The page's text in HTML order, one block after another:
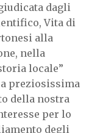
dagli
Vita di
alla
nella
locale”
preziosissima
della nostra
per lo
degli